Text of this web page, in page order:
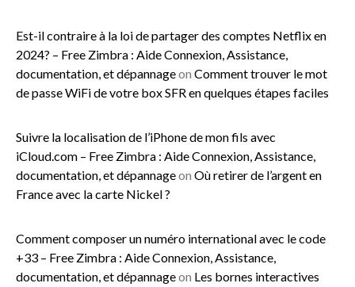
Est-il contraire à la loi de partager des comptes Netflix en
2024? – Free Zimbra : Aide Connexion, Assistance,
documentation, et dépannageon Comment trouver le mot
de passe WiFi de votre box SFR en quelques étapes faciles
Suivre la localisation de l’iPhone de mon fils avec
iCloud.com – Free Zimbra : Aide Connexion, Assistance,
documentation, et dépannageon Où retirer de l’argent en
France avec la carte Nickel ?
Comment composer un numéro international avec le code
+33 – Free Zimbra : Aide Connexion, Assistance,
documentation, et dépannageon Les bornes interactives